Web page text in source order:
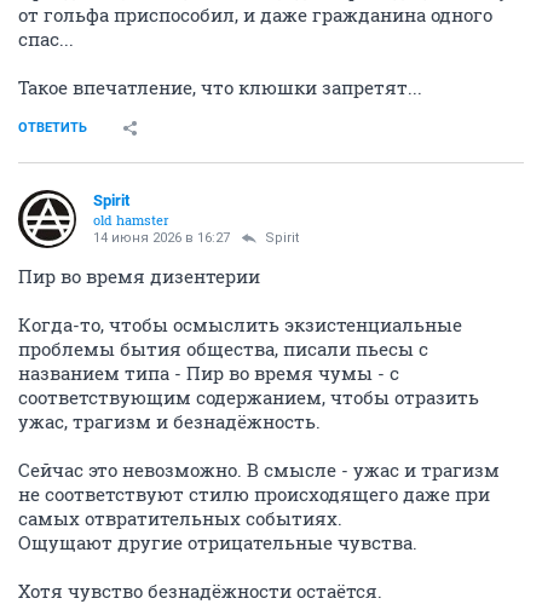
от гольфа приспособил, и даже гражданина одного
спас...
Такое впечатление, что клюшки запретят...
ОТВЕТИТЬ
Spirit
old hamster
14 июня 2026 в 16:27 Spirit
Пир во время дизентерии
Когда-то, чтобы осмыслить экзистенциальные
проблемы бытия общества, писали пьесы с
названием типа - Пир во время чумы - с
соответствующим содержанием, чтобы отразить
ужас, трагизм и безнадёжность.
Сейчас это невозможно. В смысле - ужас и трагизм
не соответствуют стилю происходящего даже при
самых отвратительных событиях.
Ощущают другие отрицательные чувства.
Хотя чувство безнадёжности остаётся.